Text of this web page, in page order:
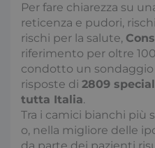
Per fare chiarezza su
reticenza e pudori,
rischi per la salute,
riferimento per oltre
condotto un
risposte di 2809
tutta Italia.
Tra i camici bianchi più
o, nella migliore delle